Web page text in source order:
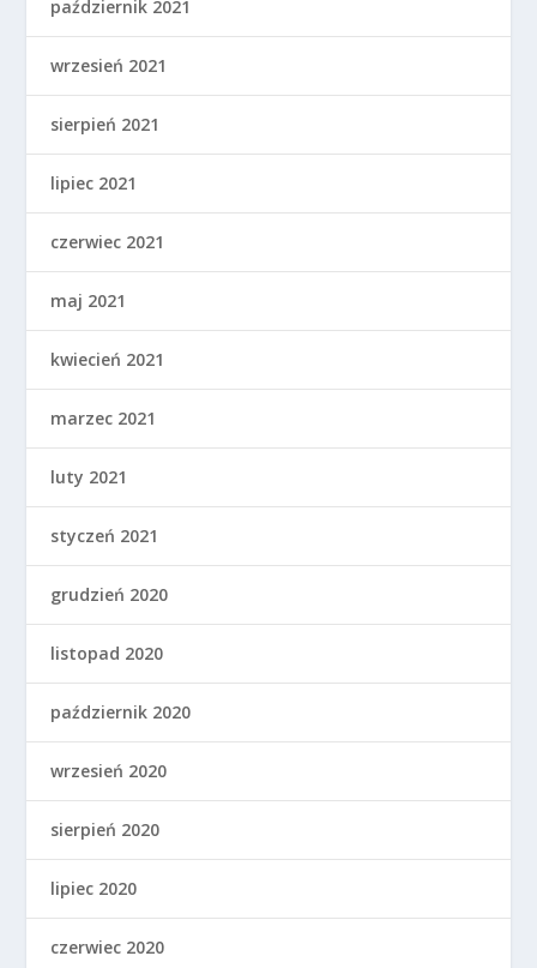
październik 2021
wrzesień 2021
sierpień 2021
lipiec 2021
czerwiec 2021
maj 2021
kwiecień 2021
marzec 2021
luty 2021
styczeń 2021
grudzień 2020
listopad 2020
październik 2020
wrzesień 2020
sierpień 2020
lipiec 2020
czerwiec 2020